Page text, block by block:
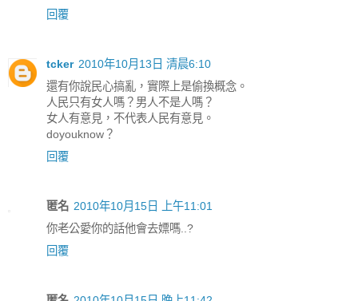
回覆
tcker 2010年10月13日 清晨6:10
還有你說民心搞亂，實際上是偷換概念。
人民只有女人嗎？男人不是人嗎？
女人有意見，不代表人民有意見。
doyouknow？
回覆
匿名 2010年10月15日 上午11:01
你老公愛你的話他會去嫖嗎..?
回覆